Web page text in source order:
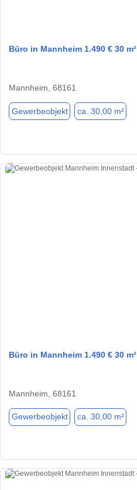
Büro in Mannheim 1.490 € 30 m²
Mannheim, 68161
Gewerbeobjekt ca. 30,00 m²
Büro in Mannheim 1.490 € 30 m²
Mannheim, 68161
Gewerbeobjekt ca. 30,00 m²